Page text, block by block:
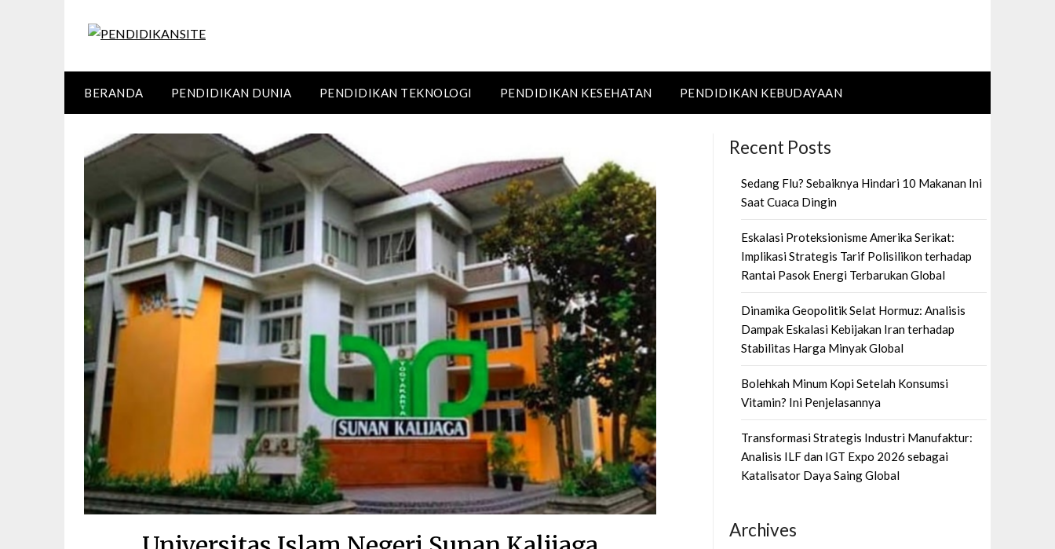
BERANDA PENDIDIKAN DUNIA PENDIDIKAN TEKNOLOGI PENDIDIKAN KESEHATAN PENDIDIKAN KEBUDAYAAN
Recent Posts
Sedang Flu? Sebaiknya Hindari 10 Makanan Ini
Saat Cuaca Dingin
Eskalasi Proteksionisme Amerika Serikat:
Implikasi Strategis Tarif Polisilikon terhadap
Rantai Pasok Energi Terbarukan Global
Dinamika Geopolitik Selat Hormuz: Analisis
Dampak Eskalasi Kebijakan Iran terhadap
Stabilitas Harga Minyak Global
Bolehkah Minum Kopi Setelah Konsumsi
Vitamin? Ini Penjelasannya
Transformasi Strategis Industri Manufaktur:
Analisis ILF dan IGT Expo 2026 sebagai
Katalisator Daya Saing Global
Archives